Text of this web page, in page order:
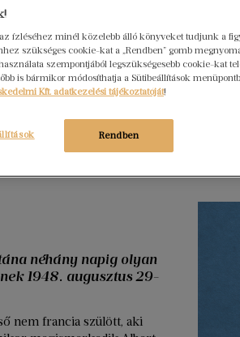
néhány napig olyan
1948. augusztus 29-
nem francia szülött, aki
Libri
2026.
Egy
nem
ízléséhez minél közelebb álló könyveket tudjunk a
szükséges cookie-kat a „Rendben” gomb
szempontjából legszükségesebb cookie-kat
is bármikor módosíthatja a Sütibeállítások
Kft. adatkezelési tájékoztatóját!
Rendben